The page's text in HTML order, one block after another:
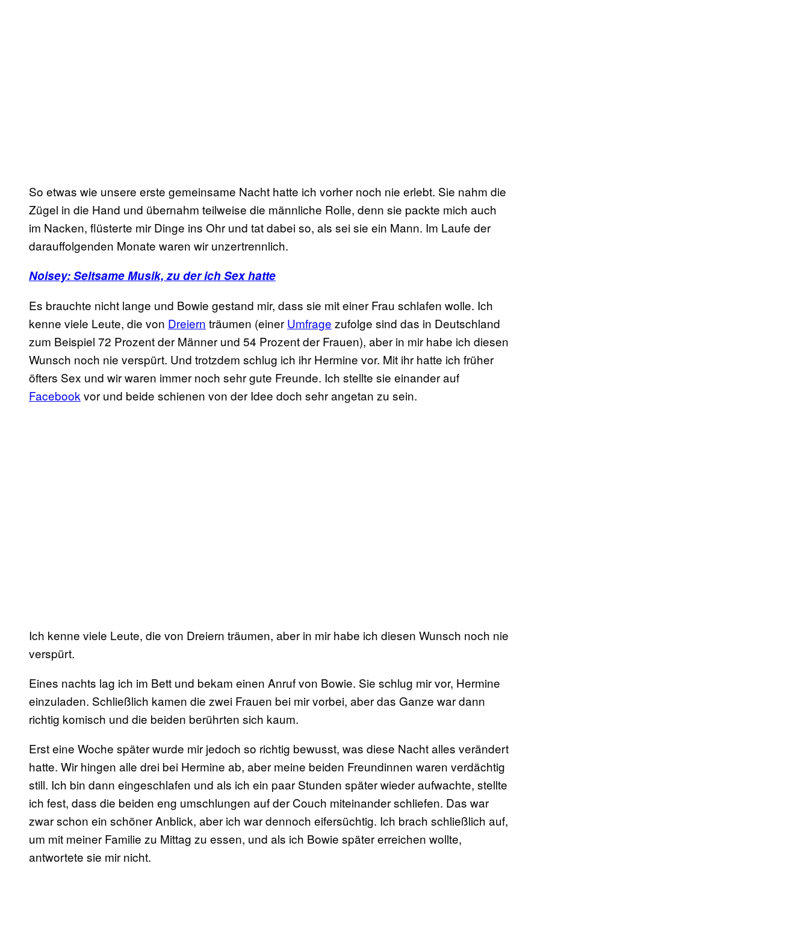
So etwas wie unsere erste gemeinsame Nacht hatte ich vorher noch nie erlebt. Sie nahm die
Zügel in die Hand und übernahm teilweise die männliche Rolle, denn sie packte mich auch
im Nacken, flüsterte mir Dinge ins Ohr und tat dabei so, als sei sie ein Mann. Im Laufe der
darauffolgenden Monate waren wir unzertrennlich.
Noisey: Seltsame Musik, zu der ich Sex hatte
Es brauchte nicht lange und Bowie gestand mir, dass sie mit einer Frau schlafen wolle. Ich
kenne viele Leute, die von Dreiern träumen (einer Umfrage zufolge sind das in Deutschland
zum Beispiel 72 Prozent der Männer und 54 Prozent der Frauen), aber in mir habe ich diesen
Wunsch noch nie verspürt. Und trotzdem schlug ich ihr Hermine vor. Mit ihr hatte ich früher
öfters Sex und wir waren immer noch sehr gute Freunde. Ich stellte sie einander auf
Facebook vor und beide schienen von der Idee doch sehr angetan zu sein.
Ich kenne viele Leute, die von Dreiern träumen, aber in mir habe ich diesen Wunsch noch nie
verspürt.
Eines nachts lag ich im Bett und bekam einen Anruf von Bowie. Sie schlug mir vor, Hermine
einzuladen. Schließlich kamen die zwei Frauen bei mir vorbei, aber das Ganze war dann
richtig komisch und die beiden berührten sich kaum.
Erst eine Woche später wurde mir jedoch so richtig bewusst, was diese Nacht alles verändert
hatte. Wir hingen alle drei bei Hermine ab, aber meine beiden Freundinnen waren verdächtig
still. Ich bin dann eingeschlafen und als ich ein paar Stunden später wieder aufwachte, stellte
ich fest, dass die beiden eng umschlungen auf der Couch miteinander schliefen. Das war
zwar schon ein schöner Anblick, aber ich war dennoch eifersüchtig. Ich brach schließlich auf,
um mit meiner Familie zu Mittag zu essen, und als ich Bowie später erreichen wollte,
antwortete sie mir nicht.